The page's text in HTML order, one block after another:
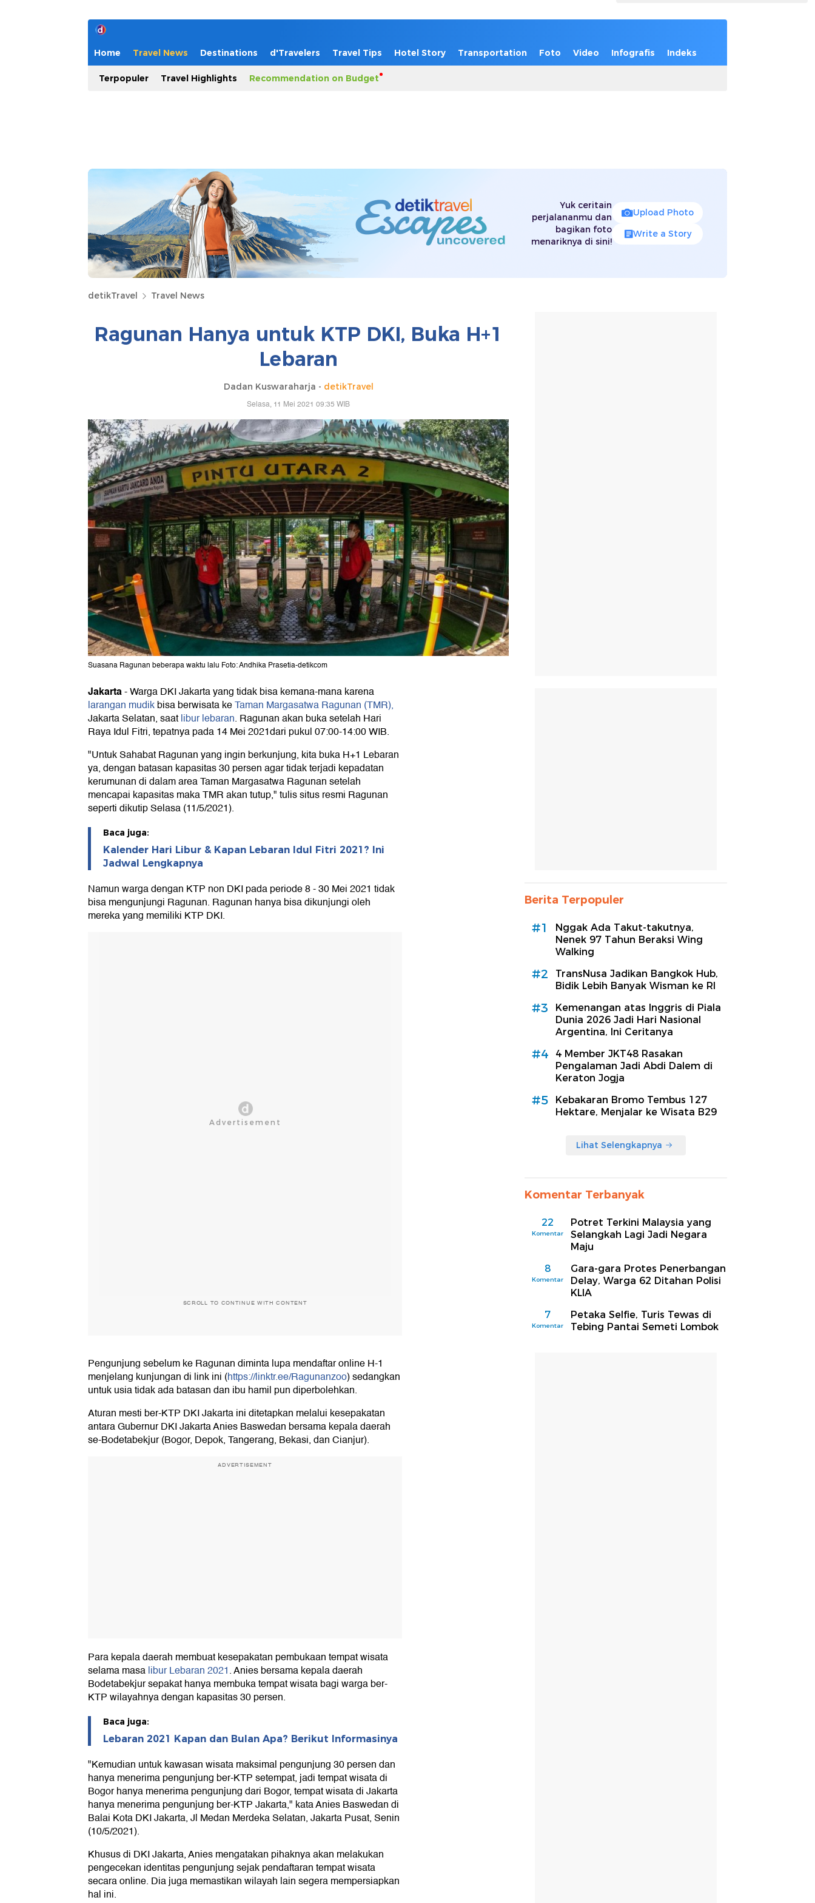
Home Travel News Destinations d'Travelers Travel Tips Hotel Story Transportation Foto Video Infografis Indeks
Terpopuler Travel Highlights Recommendation on Budget
Yuk ceritain
perjalananmu dan
bagikan foto
menariknya di sini!
Upload Photo
Write a Story
detikTravel Travel News
Ragunan Hanya untuk KTP DKI, Buka H+1
Lebaran
Dadan Kuswaraharja - detikTravel
Selasa, 11 Mei 2021 09:35 WIB
Suasana Ragunan beberapa waktu lalu Foto: Andhika Prasetia-detikcom
Jakarta-Warga DKI Jakarta yang tidak bisa kemana-mana karena
larangan mudikbisa berwisata keTaman Margasatwa Ragunan (TMR),
Jakarta Selatan, saatlibur lebaran. Ragunan akan buka setelah Hari
Raya Idul Fitri, tepatnya pada 14 Mei 2021dari pukul 07:00-14:00 WIB.
"Untuk Sahabat Ragunan yang ingin berkunjung, kita buka H+1 Lebaran
ya, dengan batasan kapasitas 30 persen agar tidak terjadi kepadatan
kerumunan di dalam area Taman Margasatwa Ragunan setelah
mencapai kapasitas maka TMR akan tutup," tulis situs resmi Ragunan
seperti dikutip Selasa (11/5/2021).
Baca juga:
Kalender Hari Libur & Kapan Lebaran Idul Fitri 2021? Ini
Jadwal Lengkapnya
Namun warga dengan KTP non DKI pada periode 8 - 30 Mei 2021 tidak
bisa mengunjungi Ragunan. Ragunan hanya bisa dikunjungi oleh
mereka yang memiliki KTP DKI.
SCROLL TO CONTINUE WITH CONTENT
Pengunjung sebelum ke Ragunan diminta lupa mendaftar online H-1
menjelang kunjungan di link ini (https://linktr.ee/Ragunanzoo) sedangkan
untuk usia tidak ada batasan dan ibu hamil pun diperbolehkan.
Aturan mesti ber-KTP DKI Jakarta ini ditetapkan melalui kesepakatan
antara Gubernur DKI Jakarta Anies Baswedan bersama kepala daerah
se-Bodetabekjur (Bogor, Depok, Tangerang, Bekasi, dan Cianjur).
ADVERTISEMENT
Para kepala daerah membuat kesepakatan pembukaan tempat wisata
selama masalibur Lebaran 2021. Anies bersama kepala daerah
Bodetabekjur sepakat hanya membuka tempat wisata bagi warga ber-
KTP wilayahnya dengan kapasitas 30 persen.
Baca juga:
Lebaran 2021 Kapan dan Bulan Apa? Berikut Informasinya
"Kemudian untuk kawasan wisata maksimal pengunjung 30 persen dan
hanya menerima pengunjung ber-KTP setempat, jadi tempat wisata di
Bogor hanya menerima pengunjung dari Bogor, tempat wisata di Jakarta
hanya menerima pengunjung ber-KTP Jakarta," kata Anies Baswedan di
Balai Kota DKI Jakarta, Jl Medan Merdeka Selatan, Jakarta Pusat, Senin
(10/5/2021).
Khusus di DKI Jakarta, Anies mengatakan pihaknya akan melakukan
pengecekan identitas pengunjung sejak pendaftaran tempat wisata
secara online. Dia juga memastikan wilayah lain segera mempersiapkan
hal ini.
Berita Terpopuler
#1
Nggak Ada Takut-takutnya,
Nenek 97 Tahun Beraksi Wing
Walking
#2
TransNusa Jadikan Bangkok Hub,
Bidik Lebih Banyak Wisman ke RI
#3
Kemenangan atas Inggris di Piala
Dunia 2026 Jadi Hari Nasional
Argentina, Ini Ceritanya
#4
4 Member JKT48 Rasakan
Pengalaman Jadi Abdi Dalem di
Keraton Jogja
#5
Kebakaran Bromo Tembus 127
Hektare, Menjalar ke Wisata B29
Lihat Selengkapnya
Komentar Terbanyak
22
Komentar
Potret Terkini Malaysia yang
Selangkah Lagi Jadi Negara
Maju
8
Komentar
Gara-gara Protes Penerbangan
Delay, Warga 62 Ditahan Polisi
KLIA
7
Komentar
Petaka Selfie, Turis Tewas di
Tebing Pantai Semeti Lombok